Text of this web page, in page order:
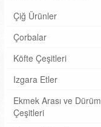
Çiğ Ürünler
Çorbalar
Köfte Çeşitleri
Izgara Etler
Ekmek Arası ve Dürüm
Çeşitleri